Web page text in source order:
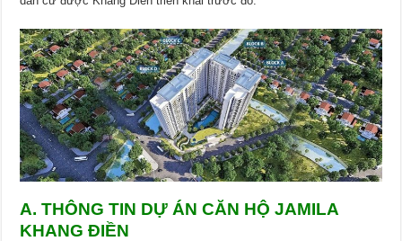
A. THÔNG TIN DỰ ÁN CĂN HỘ JAMILA
KHANG ĐIỀN